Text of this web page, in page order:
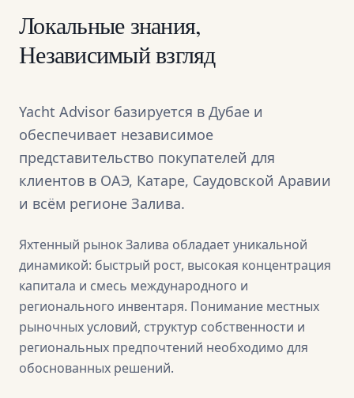
Локальные знания,
Независимый взгляд
Yacht Advisor базируется в Дубае и
обеспечивает независимое
представительство покупателей для
клиентов в ОАЭ, Катаре, Саудовской Аравии
и всём регионе Залива.
Яхтенный рынок Залива обладает уникальной
динамикой: быстрый рост, высокая концентрация
капитала и смесь международного и
регионального инвентаря. Понимание местных
рыночных условий, структур собственности и
региональных предпочтений необходимо для
обоснованных решений.